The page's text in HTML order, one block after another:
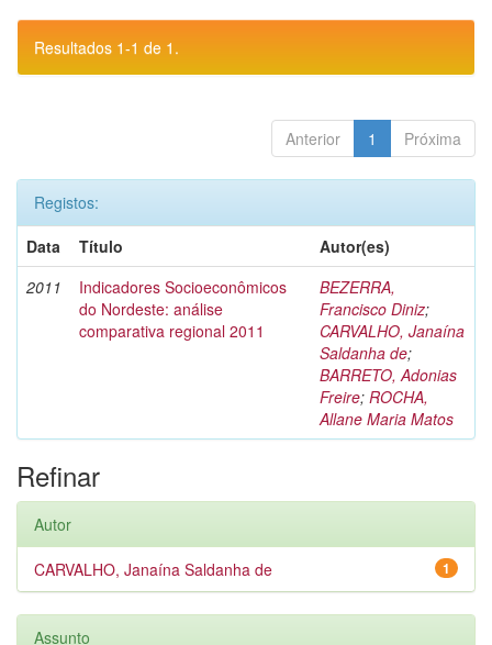
Resultados 1-1 de 1.
Anterior 1 Próxima
Registos:
Data
Título
Autor(es)
2011
Indicadores Socioeconômicos
do Nordeste: análise
comparativa regional 2011
BEZERRA,
Francisco Diniz;
CARVALHO, Janaína
Saldanha de;
BARRETO, Adonias
Freire; ROCHA,
Allane Maria Matos
Refinar
Autor
1
CARVALHO, Janaína Saldanha de
Assunto